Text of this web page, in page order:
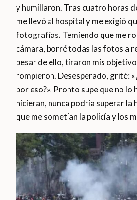
y humillaron. Tras cuatro horas
me llevó al hospital y me exigió
fotografías. Temiendo que me
cámara, borré todas las fotos a
pesar de ello, tiraron mis
rompieron. Desesperado, grité:
por eso?». Pronto supe que no lo
hicieran, nunca podría superar la
que me sometían la policía y los